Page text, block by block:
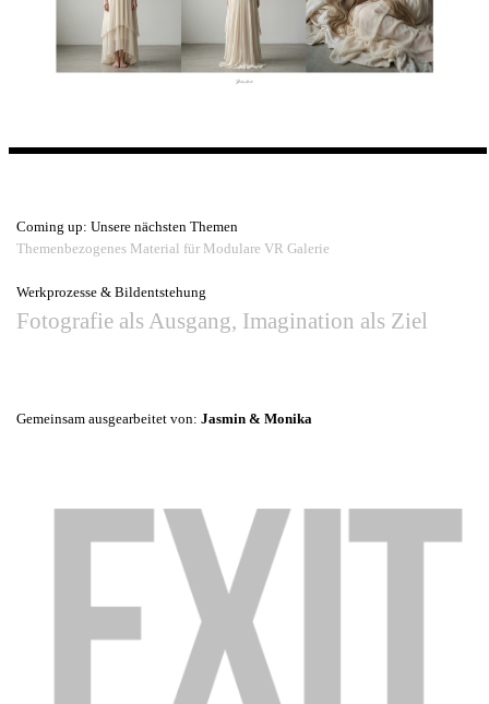
Coming up: Unsere nächsten Themen
Themenbezogenes Material für Modulare VR Galerie
Werkprozesse & Bildentstehung
Fotografie als Ausgang, Imagination als Ziel
Gemeinsam ausgearbeitet von: Jasmin & Monika